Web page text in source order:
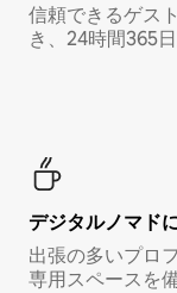
信頼できるゲス
き、24時間365
デジタルノマド⁠
出張の多いプロ
専用スペースを